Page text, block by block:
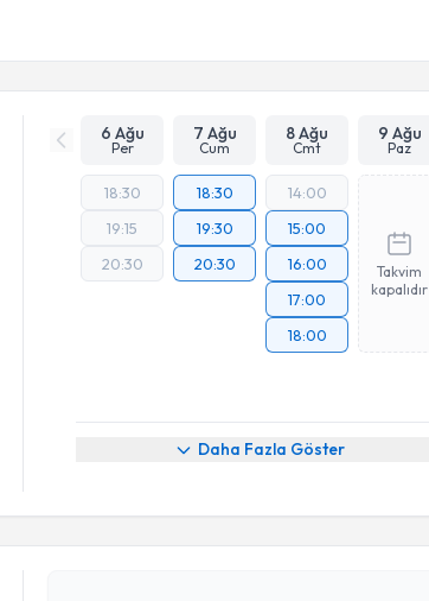
6 Ağu
Per
7 Ağu
Cum
8 Ağu
Cmt
9 Ağu
Paz
18:30
19:15
20:30
18:30
19:30
20:30
14:00
15:00
16:00
17:00
18:00
Takvim
kapalıdır
Daha Fazla Göster
Randevu Takvimi Talebi
Klinik Psikolog Emre Murat